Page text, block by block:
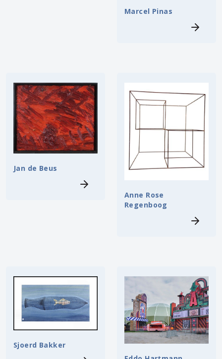
Marcel Pinas
Jan de Beus
Anne Rose
Regenboog
Sjoerd Bakker